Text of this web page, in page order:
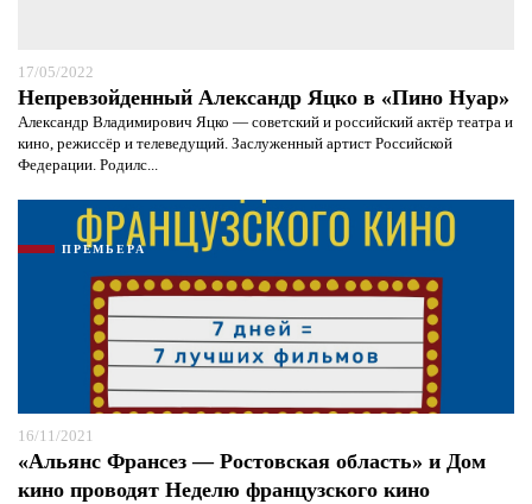
17/05/2022
Непревзойденный Александр Яцко в «Пино Нуар»
Александр Владимирович Яцко — советский и российский актёр театра и
кино, режиссёр и телеведущий. Заслуженный артист Российской
Федерации. Родилс...
ПРЕМЬЕРА
16/11/2021
«Альянс Франсез — Ростовская область» и Дом
кино проводят Неделю французского кино